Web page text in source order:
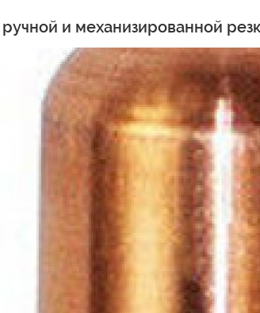
и механизированной